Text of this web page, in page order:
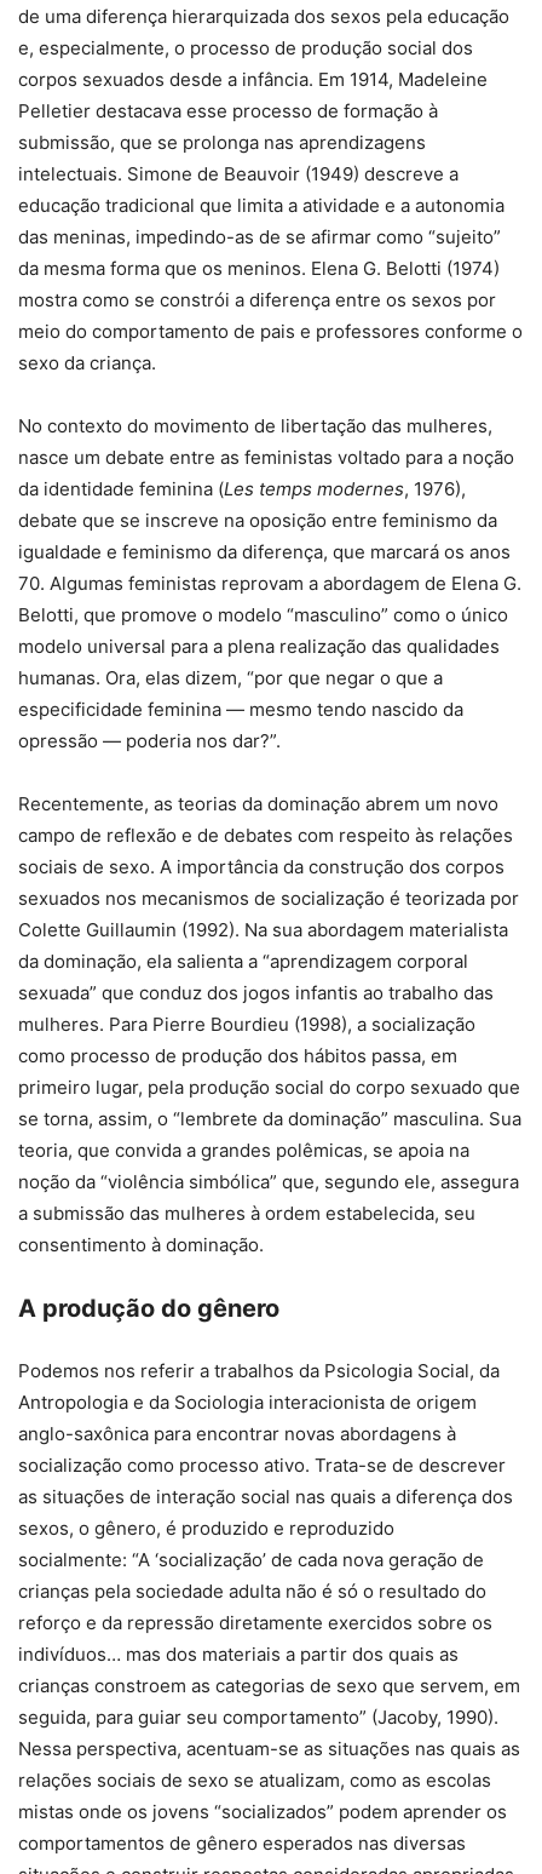
de uma diferença hierarquizada dos sexos pela educação
e, especialmente, o processo de produção social dos
corpos sexuados desde a infância. Em 1914, Madeleine
Pelletier destacava esse processo de formação à
submissão, que se prolonga nas aprendizagens
intelectuais. Simone de Beauvoir (1949) descreve a
educação tradicional que limita a atividade e a autonomia
das meninas, impedindo-as de se afirmar como “sujeito”
da mesma forma que os meninos. Elena G. Belotti (1974)
mostra como se constrói a diferença entre os sexos por
meio do comportamento de pais e professores conforme o
sexo da criança.
No contexto do movimento de libertação das mulheres,
nasce um debate entre as feministas voltado para a noção
da identidade feminina (Les temps modernes, 1976),
debate que se inscreve na oposição entre feminismo da
igualdade e feminismo da diferença, que marcará os anos
70. Algumas feministas reprovam a abordagem de Elena G.
Belotti, que promove o modelo “masculino” como o único
modelo universal para a plena realização das qualidades
humanas. Ora, elas dizem, “por que negar o que a
especificidade feminina — mesmo tendo nascido da
opressão — poderia nos dar?”.
Recentemente, as teorias da dominação abrem um novo
campo de reflexão e de debates com respeito às relações
sociais de sexo. A importância da construção dos corpos
sexuados nos mecanismos de socialização é teorizada por
Colette Guillaumin (1992). Na sua abordagem materialista
da dominação, ela salienta a “aprendizagem corporal
sexuada” que conduz dos jogos infantis ao trabalho das
mulheres. Para Pierre Bourdieu (1998), a socialização
como processo de produção dos hábitos passa, em
primeiro lugar, pela produção social do corpo sexuado que
se torna, assim, o “lembrete da dominação” masculina. Sua
teoria, que convida a grandes polêmicas, se apoia na
noção da “violência simbólica” que, segundo ele, assegura
a submissão das mulheres à ordem estabelecida, seu
consentimento à dominação.
A produção do gênero
Podemos nos referir a trabalhos da Psicologia Social, da
Antropologia e da Sociologia interacionista de origem
anglo-saxônica para encontrar novas abordagens à
socialização como processo ativo. Trata-se de descrever
as situações de interação social nas quais a diferença dos
sexos, o gênero, é produzido e reproduzido
socialmente: “A ‘socialização’ de cada nova geração de
crianças pela sociedade adulta não é só o resultado do
reforço e da repressão diretamente exercidos sobre os
indivíduos… mas dos materiais a partir dos quais as
crianças constroem as categorias de sexo que servem, em
seguida, para guiar seu comportamento” (Jacoby, 1990).
Nessa perspectiva, acentuam-se as situações nas quais as
relações sociais de sexo se atualizam, como as escolas
mistas onde os jovens “socializados” podem aprender os
comportamentos de gênero esperados nas diversas